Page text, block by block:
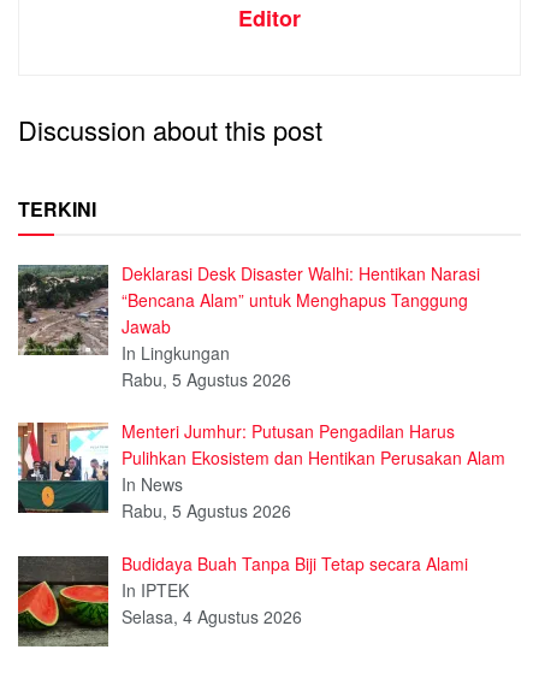
Editor
Discussion about this post
TERKINI
Deklarasi Desk Disaster Walhi: Hentikan Narasi
“Bencana Alam” untuk Menghapus Tanggung
Jawab
In Lingkungan
Rabu, 5 Agustus 2026
Menteri Jumhur: Putusan Pengadilan Harus
Pulihkan Ekosistem dan Hentikan Perusakan Alam
In News
Rabu, 5 Agustus 2026
Budidaya Buah Tanpa Biji Tetap secara Alami
In IPTEK
Selasa, 4 Agustus 2026